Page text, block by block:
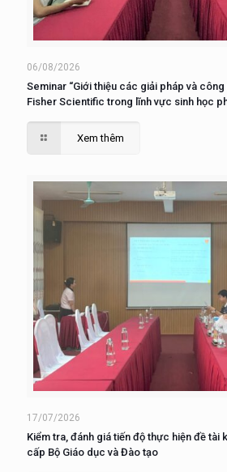
06/08/2026
Seminar “Giới thiệu các giải pháp và
Fisher Scientific trong lĩnh vực sinh học
Xem thêm
17/07/2026
Kiểm tra, đánh giá tiến độ thực hiện đề tài
cấp Bộ Giáo dục và Đào tạo